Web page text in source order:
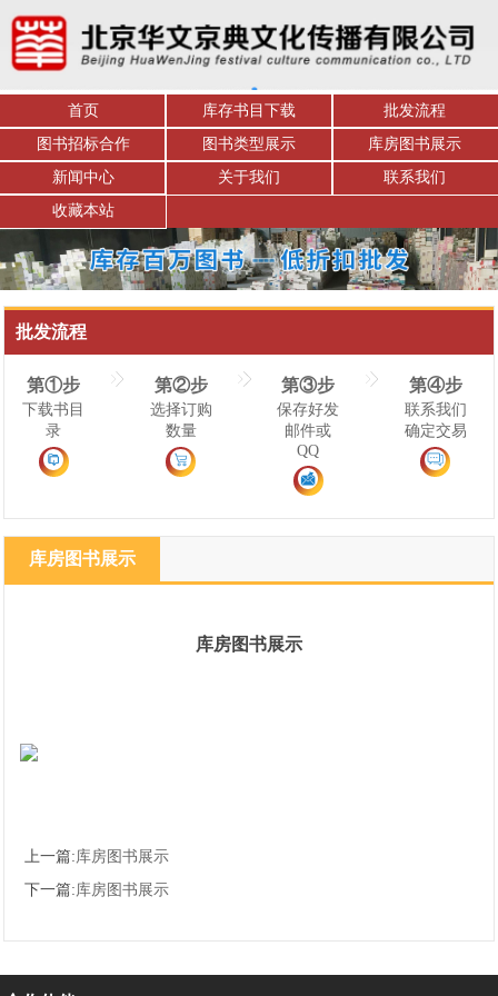
首页 库存书目下载
批发流程
图书招标合作
图书类型展示
库房图书展示
新闻中心
关于我们
联系我们
收藏本站
批发流程
第①步
下载书目
录
第②步
选择订购
数量
第③步
保存好发
邮件或
QQ
第④步
联系我们
确定交易
库房图书展示
库房图书展示
上一篇: 库房图书展示
下一篇: 库房图书展示